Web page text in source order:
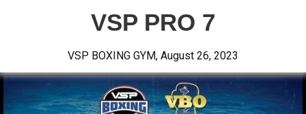
VSP PRO 7
VSP BOXING GYM, August 26, 2023